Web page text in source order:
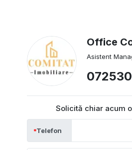
Office
Asistent
Solicită chiar acum
Telefon